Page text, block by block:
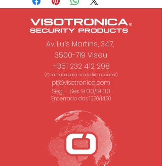
Av. Luís Martins, 347,
3500-719 Viseu
+351 232 412 298
(Chamada para a rede fixa nacional.)
pt@visotronica.com
Seg. - Sex. 9.00/19.00
Encerrado das 12.30/14.30